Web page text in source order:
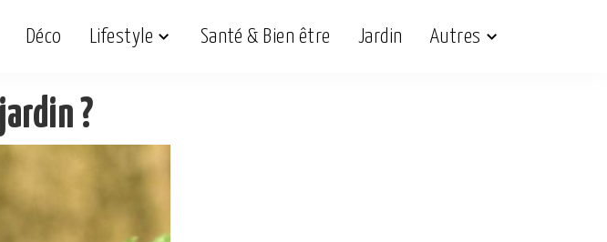
Déco Lifestyle Santé & Bien être Jardin Autres
?